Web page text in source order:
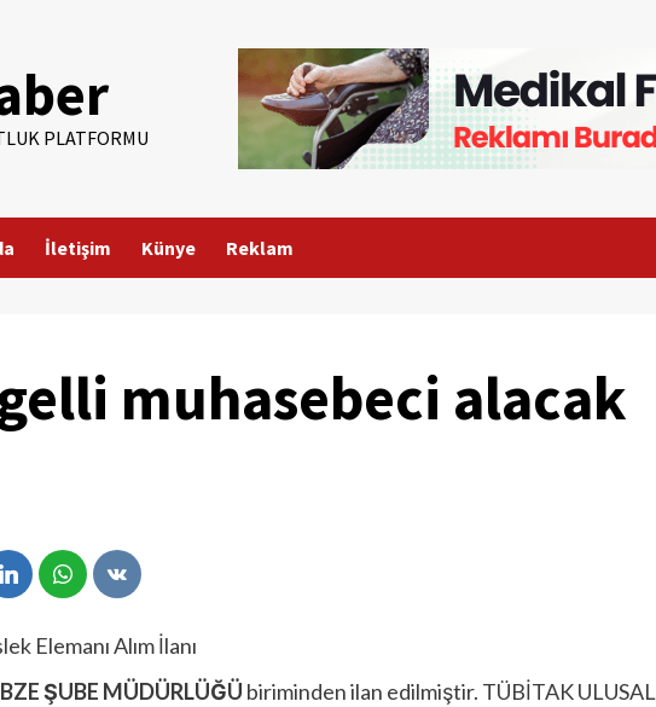
PLATFORMU
İletişim Künye Reklam
muhasebeci alacak
Elemanı Alım İlanı
ŞUBE MÜDÜRLÜĞÜ biriminden ilan edilmiştir. TÜBİTAK ULUSAL